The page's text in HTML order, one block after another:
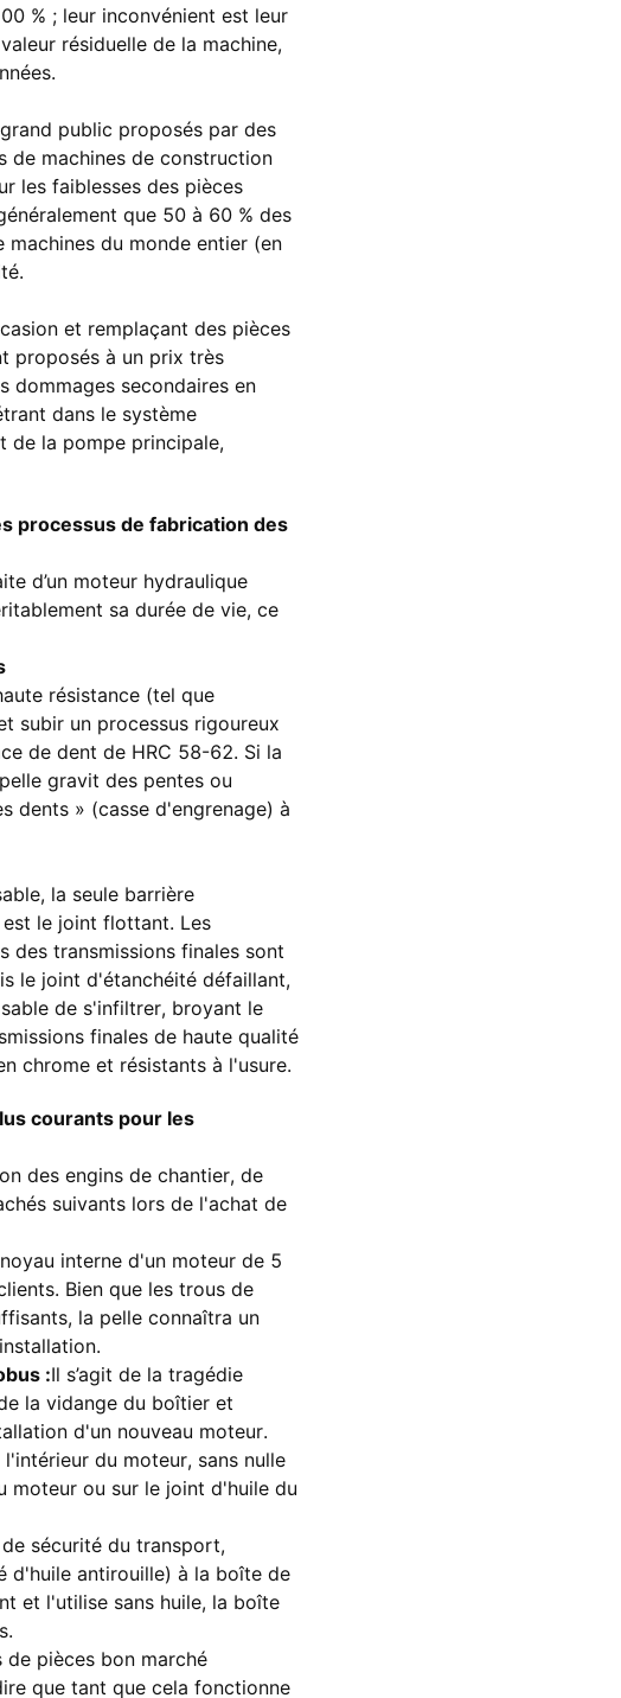
% ; leur inconvénient est leur
résiduelle de la machine,
public proposés par des
de machines de construction
les faiblesses des pièces
que 50 à 60 % des
du monde entier (en
et remplaçant des pièces
proposés à un prix très
dommages secondaires en
dans le système
de la pompe principale,
processus de fabrication des
d’un moteur hydraulique
sa durée de vie, ce
résistance (tel que
subir un processus rigoureux
de dent de HRC 58-62. Si la
gravit des pentes ou
dents » (casse d'engrenage) à
la seule barrière
le joint flottant. Les
des transmissions finales sont
le joint d'étanchéité défaillant,
de s'infiltrer, broyant le
finales de haute qualité
chrome et résistants à l'usure.
courants pour les
des engins de chantier, de
suivants lors de l'achat de
interne d'un moteur de 5
Bien que les trous de
la pelle connaîtra un
:Il s’agit de la tragédie
la vidange du boîtier et
d'un nouveau moteur.
du moteur, sans nulle
moteur ou sur le joint d'huile du
sécurité du transport,
d'huile antirouille) à la boîte de
et l'utilise sans huile, la boîte
de pièces bon marché
que tant que cela fonctionne